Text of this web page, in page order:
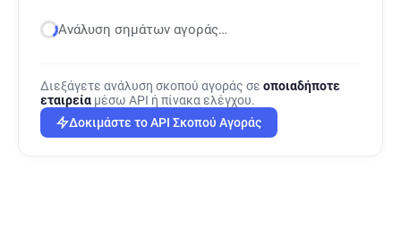
Ανάλυση σημάτων αγοράς…
Διεξάγετε ανάλυση σκοπού αγοράς σε οποιαδήποτε
εταιρεία μέσω API ή πίνακα ελέγχου.
Δοκιμάστε το API Σκοπού Αγοράς